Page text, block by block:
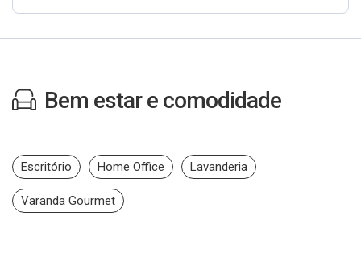
Bem estar e comodidade
Escritório Home Office Lavanderia
Varanda Gourmet